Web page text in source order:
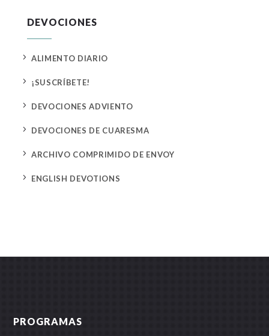
DEVOCIONES
5 ALIMENTO DIARIO
5 ¡SUSCRÍBETE!
5 DEVOCIONES ADVIENTO
5 DEVOCIONES DE CUARESMA
5 ARCHIVO COMPRIMIDO DE ENVOY
5 ENGLISH DEVOTIONS
PROGRAMAS